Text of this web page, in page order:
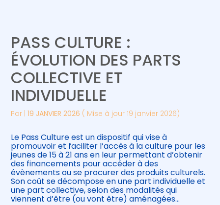
Gérer votre quotidien
Piloter votre entreprise
Développer votre entreprise
Être prêt pour la facturation
électronique
Suivre votre comptabilité
Gérer vos ressources humaines
PASS CULTURE :
ÉVOLUTION DES PARTS
COLLECTIVE ET
INDIVIDUELLE
Par |19 JANVIER 2026 ( Mise à jour 19 janvier 2026)
Le Pass Culture est un dispositif qui vise à
promouvoir et faciliter l’accès à la culture pour les
jeunes de 15 à 21 ans en leur permettant d’obtenir
des financements pour accéder à des
évènements ou se procurer des produits culturels.
Son coût se décompose en une part individuelle et
une part collective, selon des modalités qui
viennent d’être (ou vont être) aménagées…